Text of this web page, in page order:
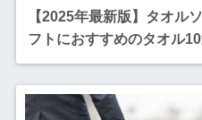
【2025年最新版】タオル
フトにおすすめのタオル